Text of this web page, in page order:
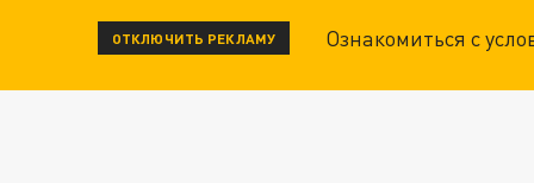
ОТКЛЮЧИТЬ РЕКЛАМУ Ознакомиться с